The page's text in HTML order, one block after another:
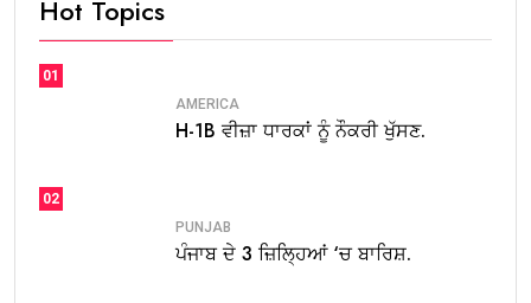
Hot Topics
01
AMERICA
H-1B ਵੀਜ਼ਾ ਧਾਰਕਾਂ ਨੂੰ ਨੌਕਰੀ ਖੁੱਸਣ.
02
PUNJAB
ਪੰਜਾਬ ਦੇ 3 ਜ਼ਿਲ੍ਹਿਆਂ ‘ਚ ਬਾਰਿਸ਼.